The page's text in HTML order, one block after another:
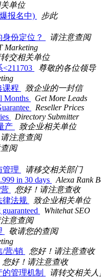
单位
报名中)
步此
份定位？
请注意查阅
Marketing
交相关单位
尊敬的各位领导
课程
致企业的一封信
Months
Get More Leads
Reseller Prices
Directory Submitter
产
致企业相关单位
请注意查阅
阅
管理
请移交相关部门
in 30 days
Alexa Rank
您好！请注意查收
律法规
致企业相关单位
Whitehat SEO
意查阅
敬请您的查阅
/营/销
您好！请注意查收
您好！请注意查收
管理机制
请转交相关人